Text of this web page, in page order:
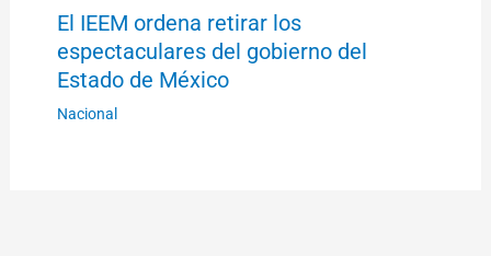
El IEEM ordena retirar los
espectaculares del gobierno del
Estado de México
Nacional